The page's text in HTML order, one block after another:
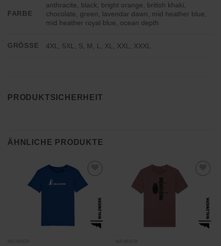
FARBE
anthracite, black, bright orange, british khaki,
chocolate, green, lavendar dawn, mid heather blue,
mid heather royal blue, ocean depth
GRÖSSE 4XL, 5XL, S, M, L, XL, XXL, XXXL
PRODUKTSICHERHEIT
ÄHNLICHE PRODUKTE
Zu
Wunschliste
hinzufügen
MÄNNER
Wunschliste
hinzufügen
MÄNNER